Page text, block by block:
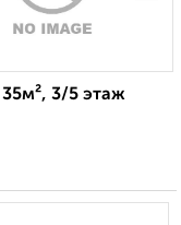
3/5 этаж